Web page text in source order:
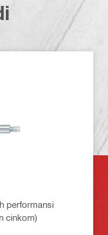
performansi
cinkom)